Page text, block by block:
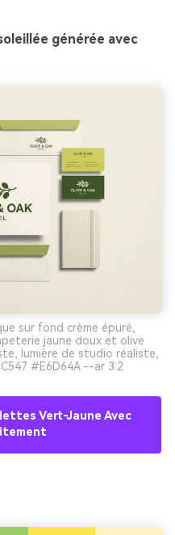
générée avec
sur fond crème épuré,
jaune doux et olive
lumière de studio réaliste,
#E6D64A --ar 3:2
Vert-Jaune Avec